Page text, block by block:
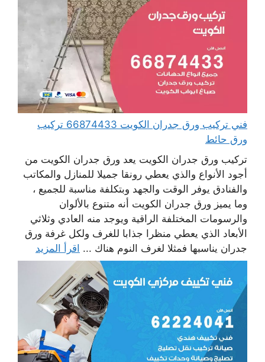
فني تركيب ورق جدران الكويت 66874433 تركيب
ورق حائط
تركيب ورق جدران الكويت يعد ورق جدران الكويت من
أجود الأنواع والذي يعطي رونقا جميلا للمنازل والمكاتب
والفنادق يوفر الوقت والجهد وبتكلفة مناسبة للجميع ،
وما يميز ورق جدران الكويت أنه متنوع بالألوان
والرسومات المختلفة الراقية ويوجد منه العادي وثلاثي
الأبعاد الذي يعطي منظرا جذابا للغرف ولكل غرفة ورق
جدران يناسبها فمثلا لغرف النوم هناك ... اقرأ المزيد